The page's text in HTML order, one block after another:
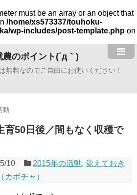
must be an array or an object that
/home/xs573337/touhoku-
wp-includes/post-template.php on
のポイント(´д｀)
無料なのでご自由にお使いください！
動
育50日後／間もなく収穫で
10 2015年の活動,覚えておき
カボチャ）